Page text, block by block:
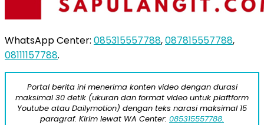
WhatsApp Center: 085315557788,087815557788,
08111157788.
Portal berita ini menerima konten video dengan durasi
maksimal 30 detik (ukuran dan format video untuk plaftform
Youtube atau Dailymotion) dengan teks narasi maksimal 15
paragraf. Kirim lewat WA Center: 085315557788.